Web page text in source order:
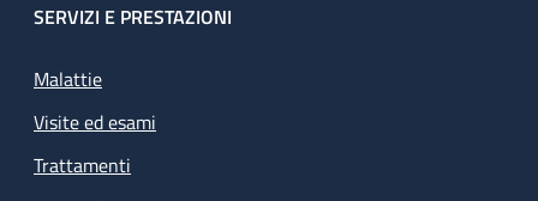
SERVIZI E PRESTAZIONI
Malattie
Visite ed esami
Trattamenti